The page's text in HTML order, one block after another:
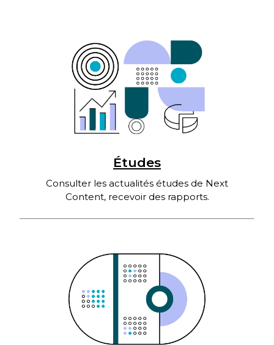
Études
Consulter les actualités études de Next
Content, recevoir des rapports.